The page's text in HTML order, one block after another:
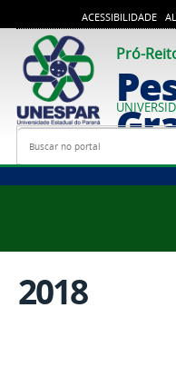
ACESSIBILIDADE
Pró-
Busca
2018